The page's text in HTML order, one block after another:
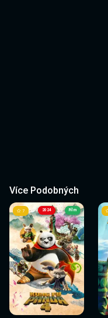
Více Podobných
2024
Sledovat
nyní
7 Film
Sledovat
nyní